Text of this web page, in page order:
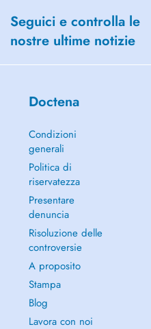
Seguici e controlla le
nostre ultime notizie
Doctena
Condizioni
generali
Politica di
riservatezza
Presentare
denuncia
Risoluzione delle
controversie
A proposito
Stampa
Blog
Lavora con noi